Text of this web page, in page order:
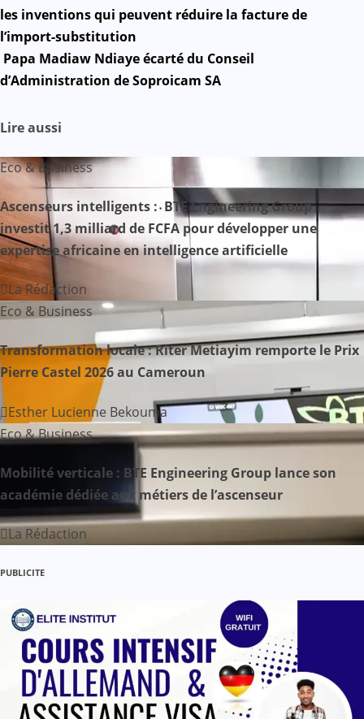
de
l’article
les inventions qui peuvent réduire la facture de
l’import-substitution
Papa Madiaw Ndiaye écarté du Conseil
d’Administration de Soproicam SA
Lire aussi
Eco & Business
Ascenseurs intelligents : BTE Engineering Group
investit 1,3 milliard de FCFA pour développer une
expertise africaine en intelligence artificielle
La Rédaction
Eco & Business
Transformation locale : Riter Metiayim remporte le Prix
Pierre Castel 2026 au Cameroun
Esther Lucienne Bekouma
Eco & Business
Mobilité verticale : BTE Engineering Group lance son
académie dédiée aux métiers de l’ascenseur
La Rédaction
PUBLICITE